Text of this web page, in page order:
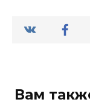
Вам